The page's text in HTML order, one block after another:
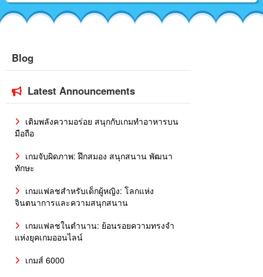
Blog
Latest Announcements
เติมพลังความอร่อย สนุกกับเกมทำอาหารบน
มือถือ
เกมจับผิดภาพ: ฝึกสมอง สนุกสนาน พัฒนา
ทักษะ
เกมแฟลชสำหรับเด็กผู้หญิง: โลกแห่ง
จินตนาการและความสนุกสนาน
เกมแฟลชในตำนาน: ย้อนรอยความทรงจำ
แห่งยุคเกมออนไลน์
เกมส์ 6000